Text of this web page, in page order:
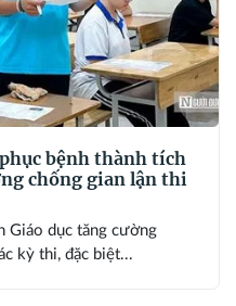
bệnh thành tích
chống gian lận thi
Giáo dục tăng cường
kỳ thi, đặc biệt...